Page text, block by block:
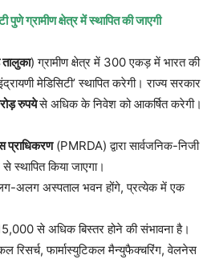
पुणे ग्रामीण क्षेत्र में स्थापित की जाएगी
) ग्रामीण क्षेत्र में 300 एकड़ में भारत की
मेडिसिटी’ स्थापित करेगी। राज्य सरकार
रुपयेसे अधिक के निवेश को आकर्षित करेगी।
प्राधिकरण(PMRDA) द्वारा सार्वजनिक-निजी
से स्थापित किया जाएगा।
अलग अस्पताल भवन होंगे, प्रत्येक में एक
से अधिक बिस्तर होने की संभावना है।
रिसर्च, फार्मास्युटिकल मैन्युफैक्चरिंग, वेलनेस